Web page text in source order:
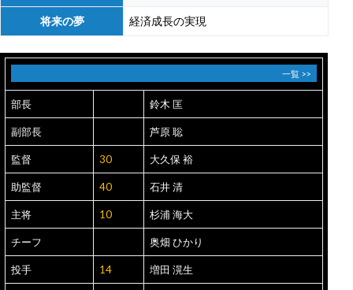
将来の夢 経済成長の実現
一覧 >>
部長 鈴木 匡
副部長 芦原 聡
監督 30 大久保 裕
助監督 40 石井 清
主将 10 杉浦 海大
チーフ 奥畑 ひかり
投手 14 増田 滉生